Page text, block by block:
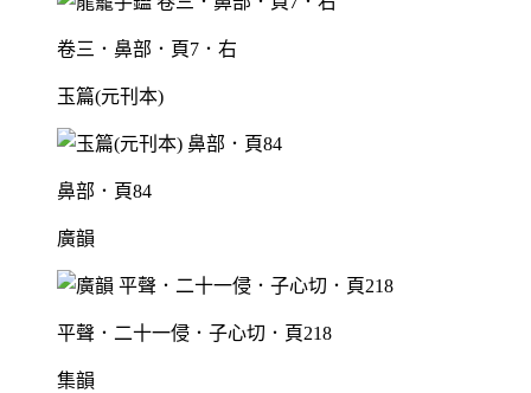
卷三．鼻部．頁7．右
玉篇(元刊本)
鼻部．頁84
廣韻
平聲．二十一侵．子心切．頁218
集韻